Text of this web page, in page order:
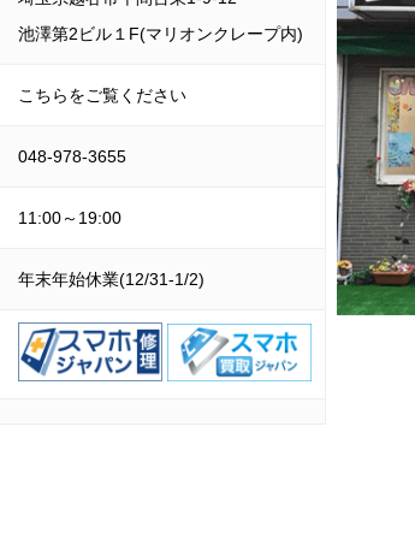
池澤第2ビル１F(マリオンクレープ内)
こちらをご覧ください
048-978-3655
11:00～19:00
年末年始休業(12/31-1/2)